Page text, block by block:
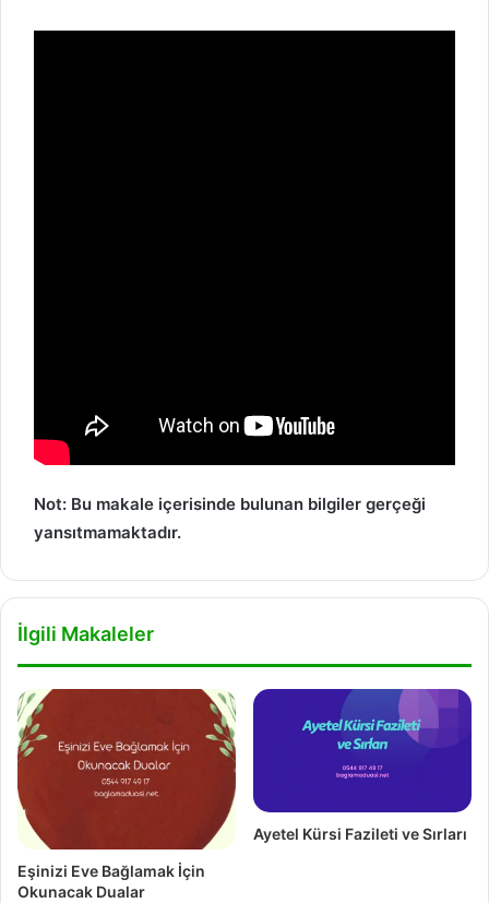
Not: Bu makale içerisinde bulunan bilgiler gerçeği
yansıtmamaktadır.
İlgili Makaleler
Eşinizi Eve Bağlamak İçin
Okunacak Dualar
Ayetel Kürsi Fazileti ve Sırları